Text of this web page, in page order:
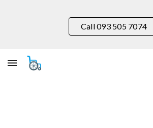
Skip to main content
Call 093 505 7074